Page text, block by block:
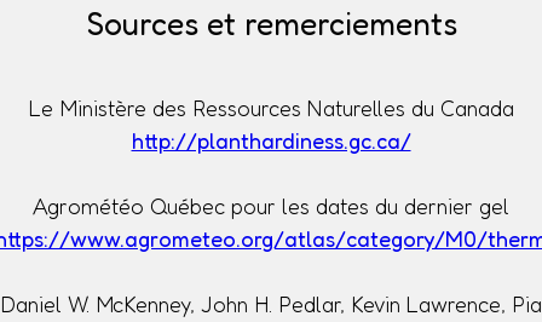
Sources et remerciements
Le Ministère des Ressources Naturelles du Canada
http://planthardiness.gc.ca/
Agrométéo Québec pour les dates du dernier gel
www.agrometeo.org/atlas/category/M0/
Daniel W. McKenney, John H. Pedlar, Kevin Lawrence, Pia